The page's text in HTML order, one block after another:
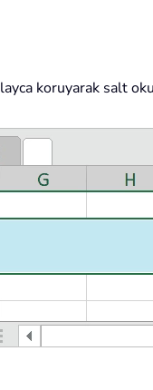
koruyarak salt